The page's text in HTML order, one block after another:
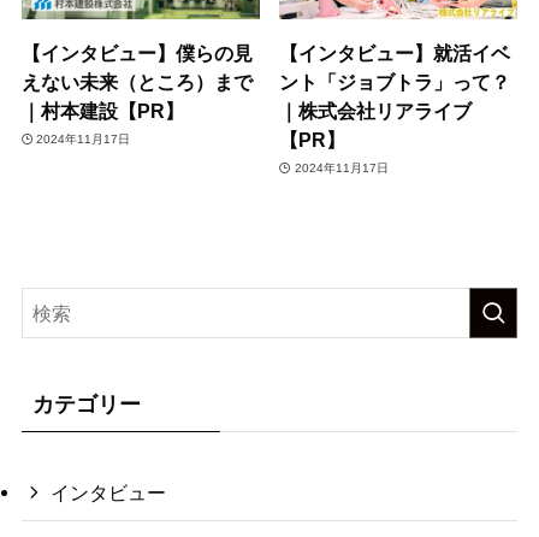
【インタビュー】僕らの見
えない未来（ところ）まで
｜村本建設【PR】
2024年11月17日
【インタビュー】就活イベ
ント「ジョブトラ」って？
｜株式会社リアライブ
【PR】
2024年11月17日
カテゴリー
インタビュー